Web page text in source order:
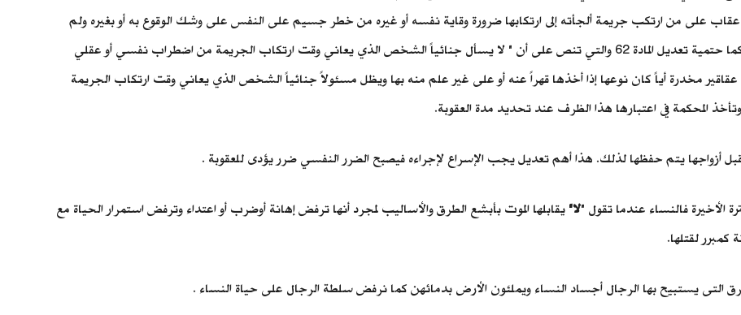
المادة 61 والتي تنص على " لا عقاب على من ارتكب جريمة ألجأته إلى ارتكابها ضرورة وقاية نفسه أو غيره من خطر جسيم على النفس على وشك الوقوع به أو بغيره ولم
يكن لإرادته دخل في حلوله ولا في قدرته منعه بطريقة أخرى". كما حتمية تعديل المادة 62 والتي تنص على أن " لا يسأل جنائياً الشخص الذي يعاني وقت ارتكاب الجريمة من اضطراب نفسي أو عقلي
عقاقير مخدرة أياً كان نوعها إذا أخذها قهراً عنه أو على غير علم منه بها ويظل مسئولاً جنائياً الشخص الذي يعاني وقت ارتكاب الجريمة
المحكمة في اعتبارها هذا الظرف عند تحديد مدة العقوبة.
يتم حفظها لذلك. هذا أهم تعديل يجب الإسراع لإجراءه فيصبح الضرر النفسي ضرر يؤدى للعقوبة .
الأخيرة فالنساء عندما تقول "لا" يقابلها الموت بأبشع الطرق والأساليب لمجرد أنها ترفض إهانة أوضرب أو اعتداء وترفض استمرار الحياة مع
لقتلها.
التى يستبيح بها الرجال أجساد النساء ويملئون الأرض بدمائهن كما نرفض سلطة الرجال على حياة النساء .